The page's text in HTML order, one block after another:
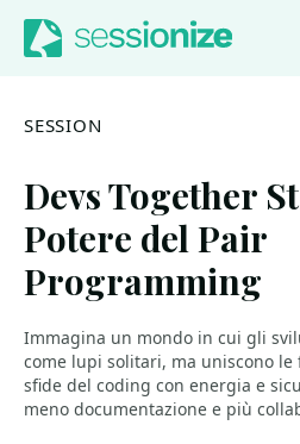
Jump to navigation
Jump to content
SESSION
Devs Together
Potere del Pair
Programming
Immagina un mondo in cui gli
come lupi solitari, ma uniscono
sfide del coding con energia e
meno documentazione e più